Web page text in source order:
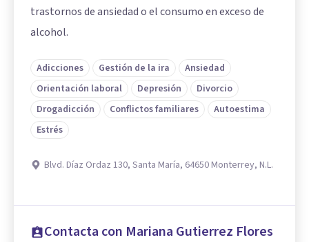
trastornos de ansiedad o el consumo en exceso de
alcohol.
Adicciones Gestión de la ira
Ansiedad
Orientación laboral
Depresión
Divorcio
Drogadicción
Conflictos familiares
Autoestima
Estrés
Blvd. Díaz Ordaz 130, Santa María, 64650 Monterrey, N.L.
Contacta con Mariana Gutierrez Flores